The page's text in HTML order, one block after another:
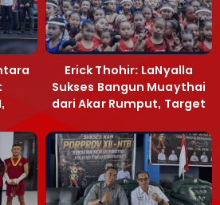
Erick Thohir: LaNyalla
Sukses Bangun Muaythai
dari Akar Rumput, Target